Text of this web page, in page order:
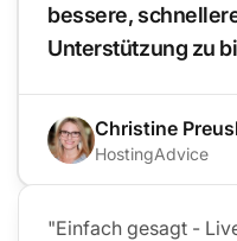
bessere,
Unterstützung zu
Christine
HostingAdvice
"Einfach gesagt -